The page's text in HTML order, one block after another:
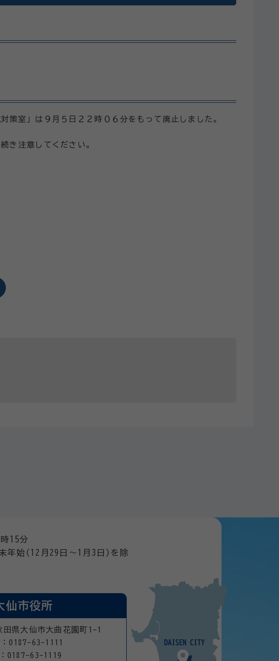
策室」は９月５日２２時０６分をもって廃止しました。
き注意してください。
15分
年始(12月29日～1月3日)を除
仙市役所
県大仙市大曲花園町1-1
0187-63-1111
：0187-63-1119